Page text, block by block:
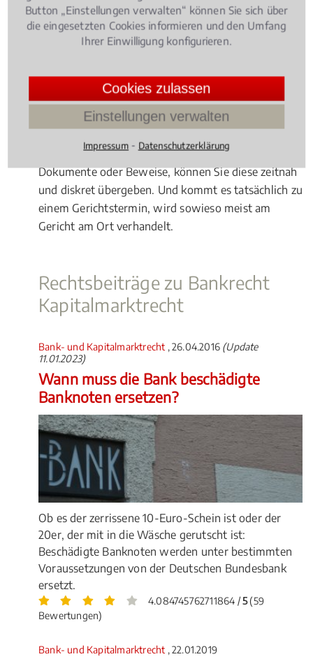
Geht es um einen internationalen Fonds, dessen
Geschädigte deutschlandweit hauptsächlich von
einer Kanzlei vertreten werden, sollten Sie sich ganz
in bzw. bei Friedrichsdorf klare Vorteile: Vor-
Ortgespräche mit der Gegenseite sind schnell
durchführbar. Sind dazu noch kurzfristig
Sie selbst kurze Wege in die Kanzlei. Fehlen noch
Dokumente oder Beweise, können Sie diese zeitnah
und diskret übergeben. Und kommt es tatsächlich zu
einem Gerichtstermin, wird sowieso meist am
Gericht am Ort verhandelt.
Rechtsbeiträge zu Bankrecht
Kapitalmarktrecht
Bank- und Kapitalmarktrecht , 26.04.2016 (Update
11.01.2023)
Wann muss die Bank beschädigte
Banknoten ersetzen?
Ob es der zerrissene 10-Euro-Schein ist oder der
20er, der mit in die Wäsche gerutscht ist:
Beschädigte Banknoten werden unter bestimmten
Voraussetzungen von der Deutschen Bundesbank
ersetzt.
4.084745762711864 /5(59
Bewertungen)
Bank- und Kapitalmarktrecht , 22.01.2019
Button „Einstellungen verwalten“ können Sie sich über
die eingesetzten Cookies informieren und den Umfang
Ihrer Einwilligung konfigurieren.
Cookies zulassen
Einstellungen verwalten
Impressum ⁃ Datenschutzerklärung